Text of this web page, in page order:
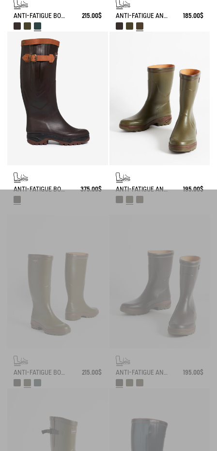
ANTI-FATIGUE BOOT PARCOURS 2.0 215.00$ ANTI-FATIGUE ANKLE BOOT PARCOURS 2.0 185.00$
ANTI-FATIGUE BOOT PARCOURS 2.0 ADJUSTABLE LEATHER-LINED 375.00$ ANTI-FATIGUE ANKLE BOOT PARCOURS 2.0 195.00$
215.00$ 195.00$